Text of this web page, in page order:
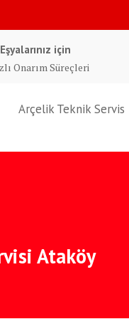
için
Onarım Süreçleri
Arçelik Teknik Servis
Ataköy